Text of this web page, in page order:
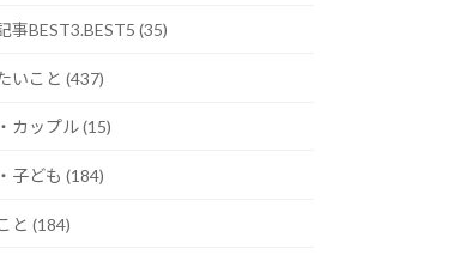
事BEST3.BEST5 (35)
いこと (437)
カップル (15)
子ども (184)
と (184)